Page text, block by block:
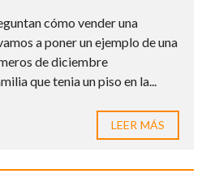
cómo vender una
a poner un ejemplo de una
de diciembre
que tenia un piso en la...
LEER MÁS